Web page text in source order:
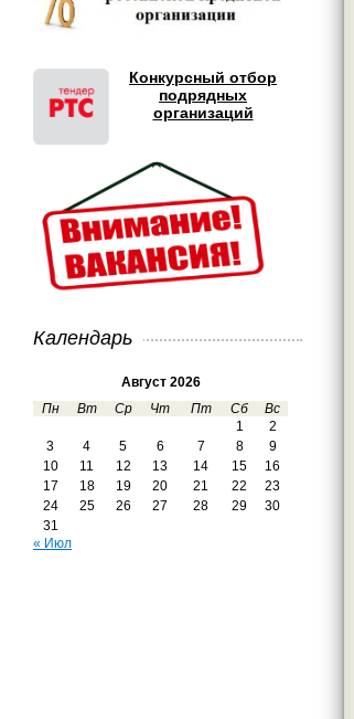
Конкурсный отбор
подрядных
организаций
Календарь
Август 2026
Пн
Вт Ср Чт Пт Сб
Вс
1
2
3
4 5 6 7 8
9
10
11 12 13 14 15
16
17
18 19 20 21 22
23
24
25 26 27 28 29
30
31
« Июл